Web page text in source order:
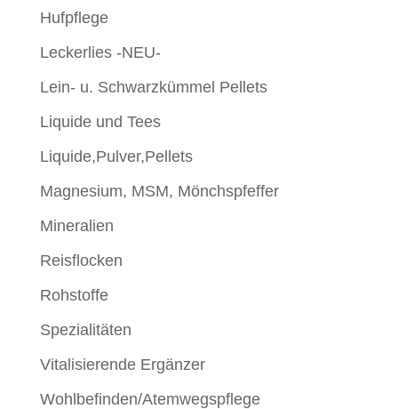
Hufpflege
Leckerlies -NEU-
Lein- u. Schwarzkümmel Pellets
Liquide und Tees
Liquide,Pulver,Pellets
Magnesium, MSM, Mönchspfeffer
Mineralien
Reisflocken
Rohstoffe
Spezialitäten
Vitalisierende Ergänzer
Wohlbefinden/Atemwegspflege